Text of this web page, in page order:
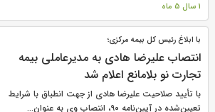
1 سال 5 ماه
با ابلاغ رئیس کل بیمه مرکزی؛
انتصاب علیرضا هادی به مدیرعاملی بیمه
تجارت نو بلامانع اعلام شد
با تأیید صلاحیت علیرضا هادی از جهت انطباق با شرایط
تعیین‌شده در آیین‌نامه ۹۰، انتصاب وی به عنوان...